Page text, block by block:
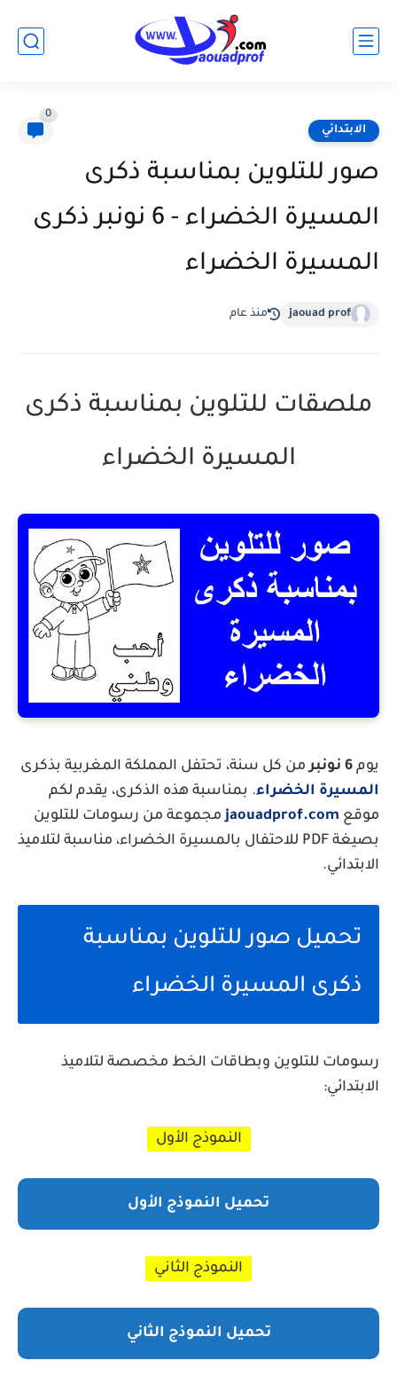
الابتدائي
0
صور للتلوين بمناسبة ذكرى
المسيرة الخضراء - 6 نونبر ذكرى
المسيرة الخضراء
jaouad prof منذ عام
ملصقات للتلوين بمناسبة ذكرى
المسيرة الخضراء
يوم 6 نونبر
من كل سنة، تحتفل المملكة المغربية بذكرى
المسيرة الخضراء. بمناسبة هذه الذكرى، يقدم لكم
موقع jaouadprof.com مجموعة من رسومات للتلوين
بصيغة PDF للاحتفال بالمسيرة الخضراء، مناسبة لتلاميذ
الابتدائي.
تحميل صور للتلوين بمناسبة
ذكرى المسيرة الخضراء
رسومات للتلوين وبطاقات الخط مخصصة لتلاميذ
الابتدائي:
النموذج الأول
تحميل النموذج الأول
النموذج الثاني
تحميل النموذج الثاني